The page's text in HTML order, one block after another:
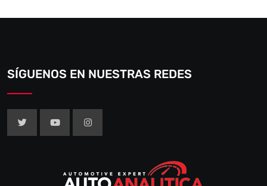
SÍGUENOS EN NUESTRAS REDES